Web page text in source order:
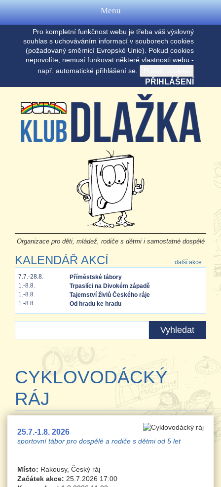
Pro kompletní funkčnost webu je třeba váš výslovný
souhlas s uchováváním informací v souborech cookies
(požadovaný směrnicí Evropské Unie). Pokud cookies
nepovolíte, nemusí funkovat některé vlastnosti webu -
např. automatické přihlášení se.
PŘIHLÁŠENÍ
Organizace pro děti, mládež, rodiče s dětmi i samostatné dospělé
KALENDÁŘ AKCÍ další akce...
7.7.-28.8.
Příměstské tábory
1.-8.8.
Trpaslíci na Divokém západě
1.-8.8.
Tajemství živlů Českého ráje
1.-8.8.
Od hradu ke hradu
CYKLOVODÁCKÝ
RÁJ
25.7.-1.8. 2026
sportovní tábor pro dospělé a rodiče s dětmi od 5 let
Místo: Rakousy, Český ráj
Začátek akce: 25.7.2026 17:00